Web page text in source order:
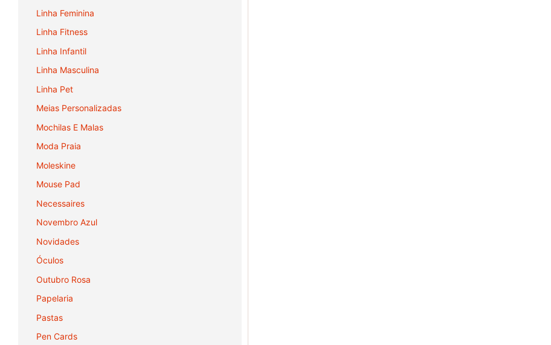
Linha Feminina
Linha Fitness
Linha Infantil
Linha Masculina
Linha Pet
Meias Personalizadas
Mochilas E Malas
Moda Praia
Moleskine
Mouse Pad
Necessaires
Novembro Azul
Novidades
Óculos
Outubro Rosa
Papelaria
Pastas
Pen Cards